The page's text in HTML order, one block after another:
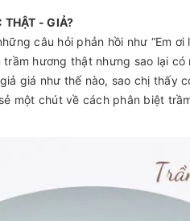
THẬT - GIẢ?
câu hỏi phản hồi như “Em
hương thật nhưng sao lại
giá như thế nào, sao chị thấy
một chút về cách phân biệt